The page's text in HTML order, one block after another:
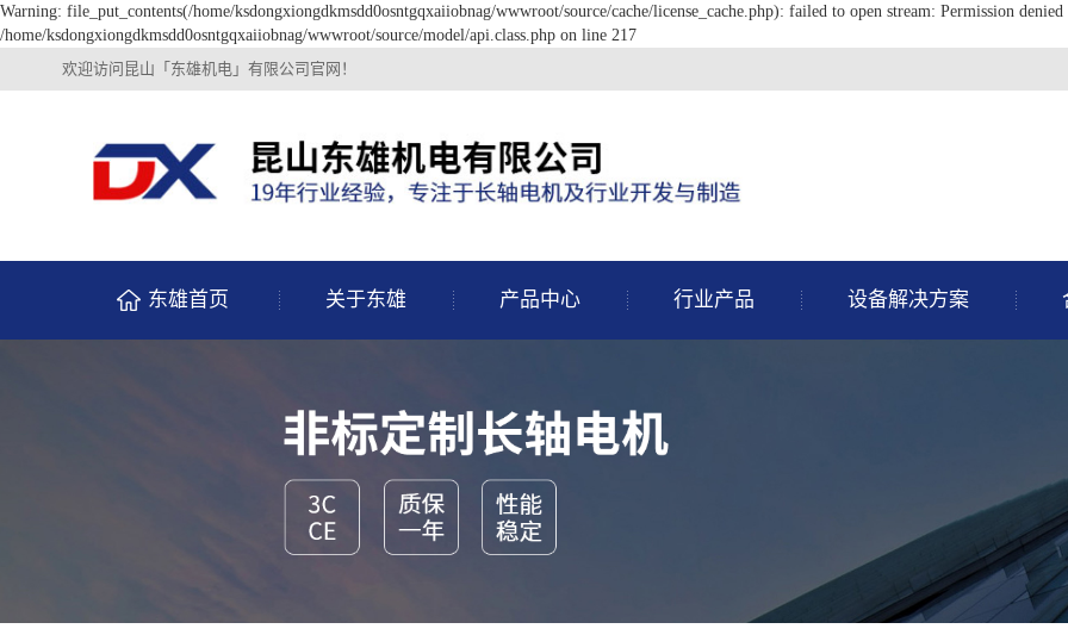
Warning: file_put_contents(/home/ksdongxiongdkmsdd0osntgqxaiiobnag/wwwroot/source/cache/license_cache.php): failed to open stream: Permission denied
/home/ksdongxiongdkmsdd0osntgqxaiiobnag/wwwroot/source/model/api.class.php on line 217
欢迎访问昆山「东雄机电」有限公司官网！
东雄首页 关于东雄 产品中心 行业产品 设备解决方案